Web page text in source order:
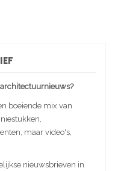
boeiende mix van
maar video's,
nieuwsbrieven in